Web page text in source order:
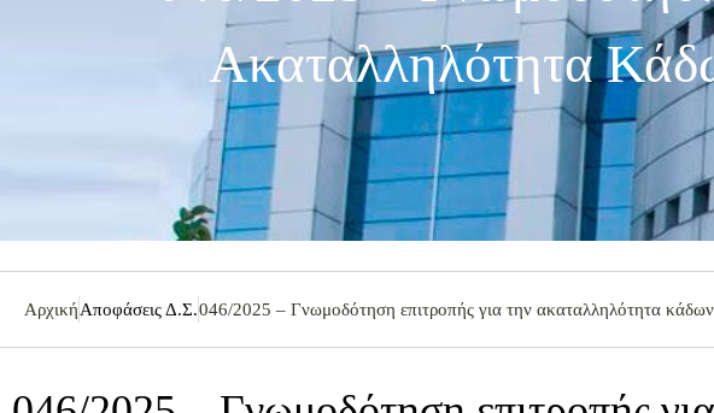
Ακαταλληλότητα
ΑρχικήΑποφάσεις Δ.Σ.046/2025 – Γνωμοδότηση επιτροπής για την ακαταλληλότητα